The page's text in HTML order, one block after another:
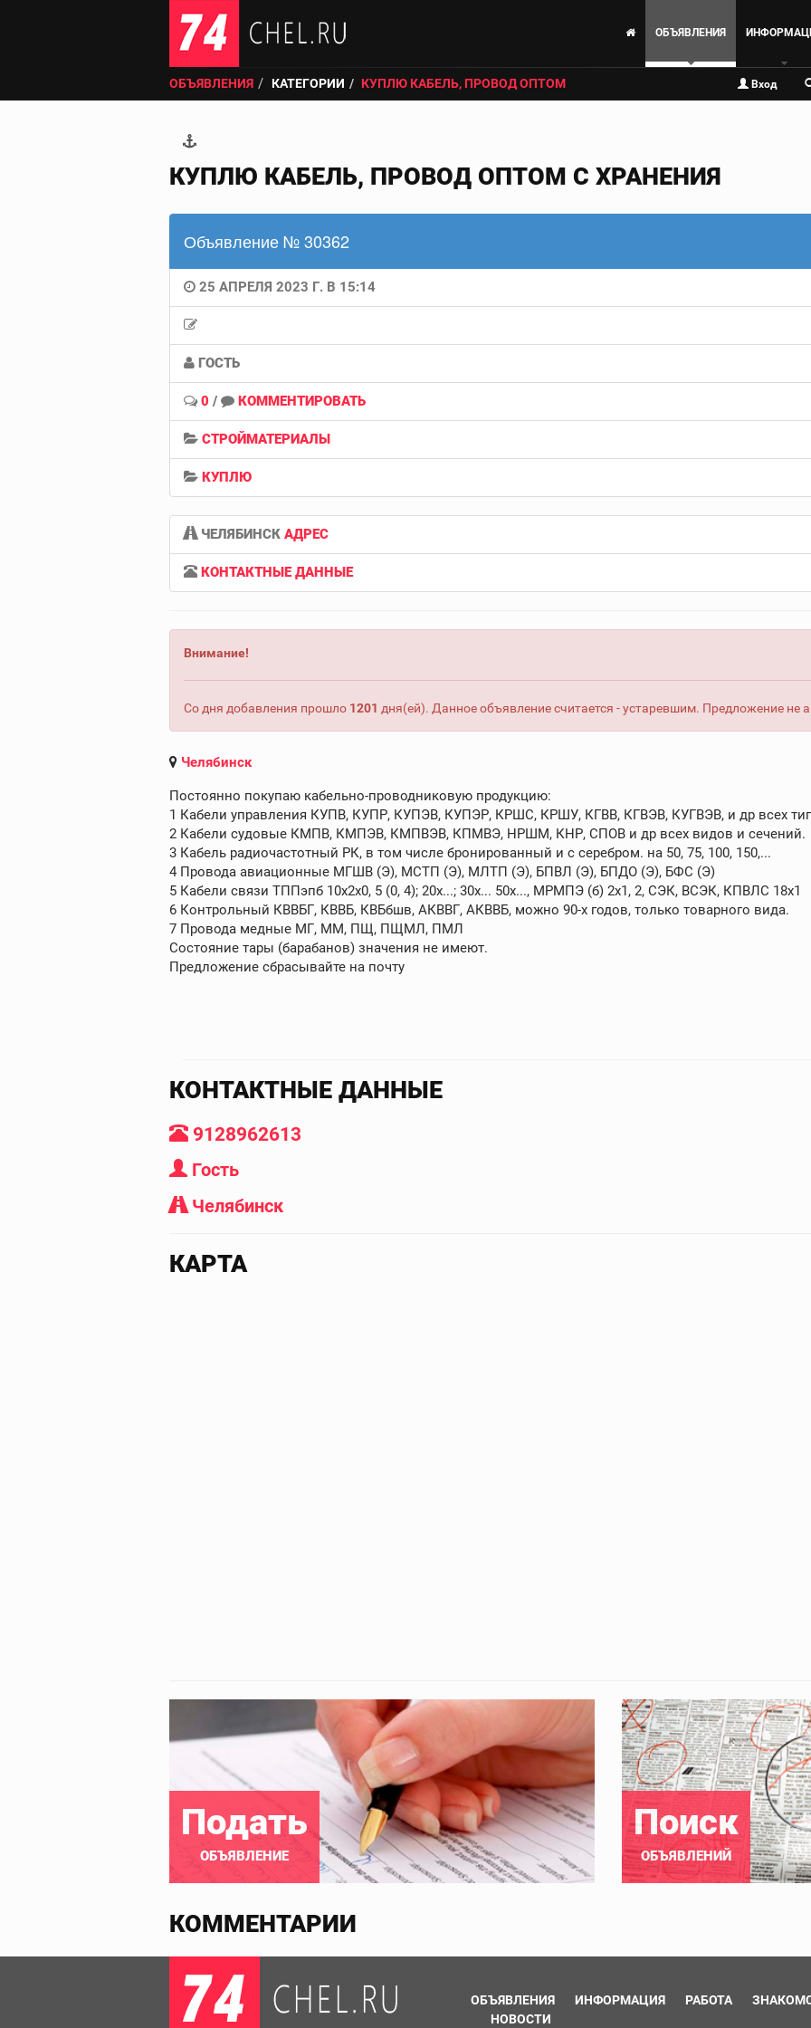
ОБЪЯВЛЕНИЯ
ОБЪЯВЛЕНИЯ КАТЕГОРИИ КУПЛЮ КАБЕЛЬ, ПРОВОД ОПТОМ Вход
КУПЛЮ КАБЕЛЬ, ПРОВОД ОПТОМ С ХРАНЕНИЯ
Объявление № 30362
25 АПРЕЛЯ 2023 Г. В 15:14
ГОСТЬ
0 / КОММЕНТИРОВАТЬ
СТРОЙМАТЕРИАЛЫ
КУПЛЮ
ЧЕЛЯБИНСК АДРЕС
КОНТАКТНЫЕ ДАННЫЕ
Внимание!
Со дня добавления прошло 1201 дня(ей). Данное объявление считается - устаревшим. Предложение не
Челябинск
Постоянно покупаю кабельно-проводниковую продукцию:
1 Кабели управления КУПВ, КУПР, КУПЭВ, КУПЭР, КРШС, КРШУ, КГВВ, КГВЭВ, КУГВЭВ, и др всех
2 Кабели судовые КМПВ, КМПЭВ, КМПВЭВ, КПМВЭ, НРШМ, КНР, СПОВ и др всех видов и сечений.
3 Кабель радиочастотный РК, в том числе бронированный и с серебром. на 50, 75, 100, 150,...
4 Провода авиационные МГШВ (Э), МСТП (Э), МЛТП (Э), БПВЛ (Э), БПДО (Э), БФС (Э)
5 Кабели связи ТППэпб 10х2х0, 5 (0, 4); 20х...; 30х... 50х..., МРМПЭ (б) 2х1, 2, СЭК, ВСЭК, КПВЛС 18х1
6 Контрольный КВВБГ, КВВБ, КВБбшв, АКВВГ, АКВВБ, можно 90-х годов, только товарного вида.
7 Провода медные МГ, ММ, ПЩ, ПЩМЛ, ПМЛ
Состояние тары (барабанов) значения не имеют.
Предложение сбрасывайте на почту
КОНТАКТНЫЕ ДАННЫЕ
9128962613
Гость
Челябинск
КАРТА
Подать
ОБЪЯВЛЕНИЕ
Поиск
ОБЪЯВЛЕНИЙ
КОММЕНТАРИИ
ОБЪЯВЛЕНИЯ ИНФОРМАЦИЯ РАБОТА
НОВОСТИ